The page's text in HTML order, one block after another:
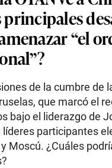
“el
de la cumbre de
que marcó el
bajo el liderazgo de
líderes participantes
Moscú. ¿Cuáles